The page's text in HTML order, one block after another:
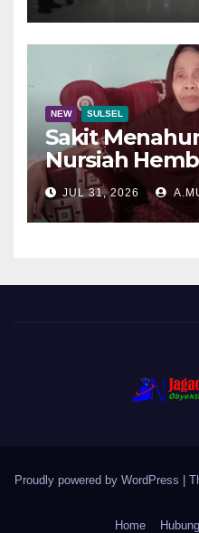
NEW SULSEL
Sakit
Nursiah
Terakhir
JUL 31, 2026
Proudly powered by WordPress |
Home